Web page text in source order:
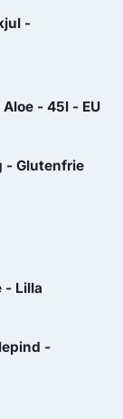
-
- 45l - EU
- Glutenfrie
- Lilla
-